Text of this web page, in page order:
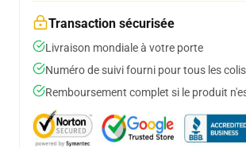
Transaction sécurisée
Livraison mondiale à votre porte
Numéro de suivi fourni pour tous les colis
Remboursement complet si le produit